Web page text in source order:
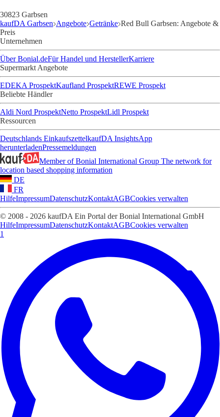
30823 Garbsen
kaufDA Garbsen Angebote Getränke Red Bull Garbsen: Angebote &
Preis
Unternehmen
Über Bonial.deFür Handel und HerstellerKarriere
Supermarkt Angebote
EDEKA ProspektKaufland ProspektREWE Prospekt
Beliebte Händler
Aldi Nord ProspektNetto ProspektLidl Prospekt
Ressourcen
Deutschlands EinkaufszettelkaufDA InsightsApp
herunterladenPressemeldungen
Member of Bonial International Group The network for
location based shopping information
DE
FR
HilfeImpressumDatenschutzKontaktAGBCookies verwalten
© 2008 - 2026 kaufDA Ein Portal der Bonial International GmbH
HilfeImpressumDatenschutzKontaktAGBCookies verwalten
1